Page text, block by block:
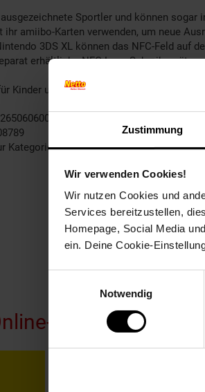
Zustimmung
Wir verwenden Cookies!
Wir nutzen Cookies und
Services bereitzustellen,
Homepage, Social Media
ein. Deine Cookie-
Notwendig
Sportler und können
ihr amiibo-Karten verwenden, um neue
3DS XL können das NFC-Feld auf
erhältliche NFC-Lese-Schreibgerät
Kinder unter 36 Monaten geeignet.
Kategorie:Gaming-Zubehör
Angebote